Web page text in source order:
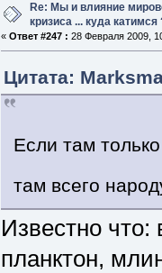
Re: Мы и влияние
кризиса ... куда катимся
« Ответ #247 : 28 Февраля 2009,
Цитата:
Если там
там всего
Известно
планктон,